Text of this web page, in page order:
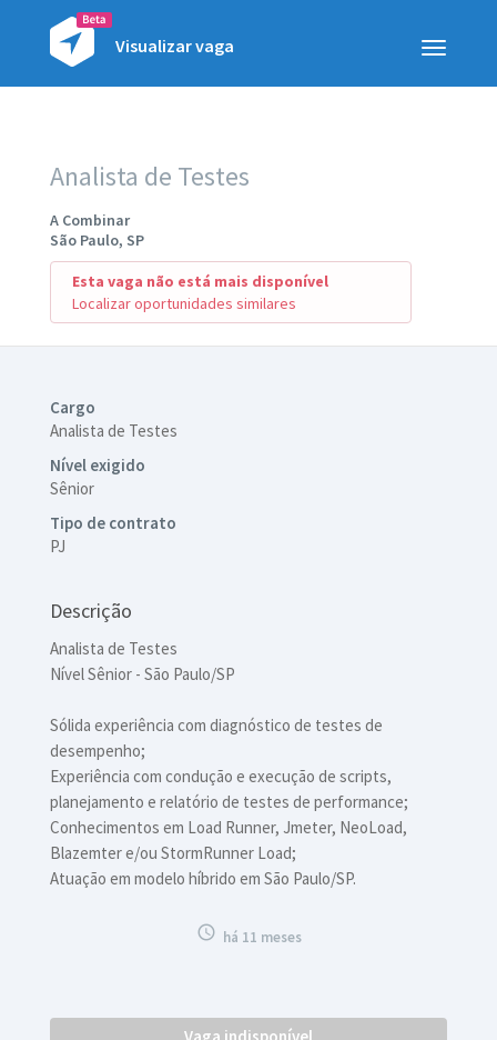
Toggle
Visualizar vaga
Analista de Testes
A Combinar
São Paulo, SP
Esta vaga não está mais disponível
Localizar oportunidades similares
Cargo
Analista de Testes
Nível exigido
Sênior
Tipo de contrato
PJ
Descrição
Analista de Testes
Nível Sênior - São Paulo/SP
Sólida experiência com diagnóstico de testes de
desempenho;
Experiência com condução e execução de scripts,
planejamento e relatório de testes de performance;
Conhecimentos em Load Runner, Jmeter, NeoLoad,
Blazemter e/ou StormRunner Load;
Atuação em modelo híbrido em São Paulo/SP.
 há 11 meses